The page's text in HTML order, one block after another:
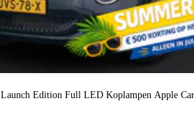
Edition Full LED Koplampen Apple